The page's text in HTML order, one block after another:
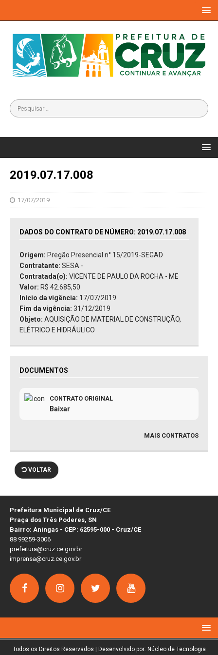
2019.07.17.008
17/07/2019
DADOS DO CONTRATO DE NÚMERO: 2019.07.17.008
Origem: Pregão Presencial n° 15/2019-SEGAD
Contratante: SESA -
Contratada(o): VICENTE DE PAULO DA ROCHA - ME
Valor: R$ 42.685,50
Início da vigência: 17/07/2019
Fim da vigência: 31/12/2019
Objeto: AQUISIÇÃO DE MATERIAL DE CONSTRUÇÃO,
ELÉTRICO E HIDRÁULICO
DOCUMENTOS
CONTRATO ORIGINAL
Baixar
MAIS CONTRATOS
VOLTAR
Prefeitura Municipal de Cruz/CE
Praça dos Três Poderes, SN
Bairro: Aningas - CEP: 62595-000 - Cruz/CE
88 99259-3006
prefeitura@cruz.ce.gov.br
imprensa@cruz.ce.gov.br
Todos os Direitos Reservados | Desenvolvido por: Núcleo de Tecnologia